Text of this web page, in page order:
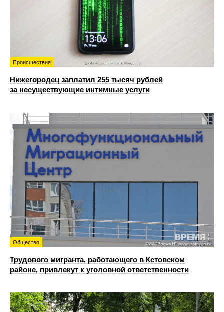
Происшествия
Нижегородец заплатил 255 тысяч рублей
за несуществующие интимные услуги
Общество
Трудового мигранта, работающего в Кстовском
районе, привлекут к уголовной ответственности